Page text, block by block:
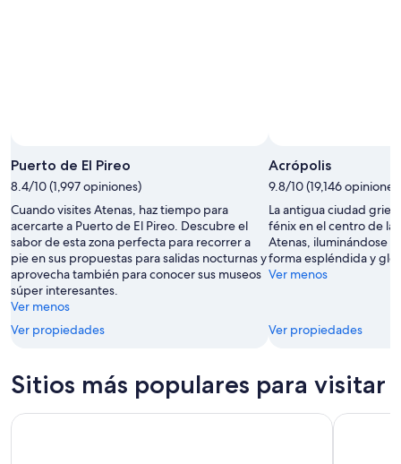
Puerto de El Pireo
8.4/10 (1,997 opiniones)
Cuando visites Atenas, haz tiempo para
acercarte a Puerto de El Pireo. Descubre el
sabor de esta zona perfecta para recorrer a
pie en sus propuestas para salidas nocturnas y
aprovecha también para conocer sus museos
súper interesantes.
Ver menos
Ver propiedades
Acrópolis
9.8/10 (19,146
La antigua ciudad
fénix en el centro de la
Atenas, iluminándose
forma espléndida y
Ver menos
Ver propiedades
Sitios más populares para visitar
Acrópolis El